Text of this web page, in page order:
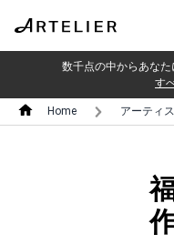
数千点の中からあな
す
Home アーティ